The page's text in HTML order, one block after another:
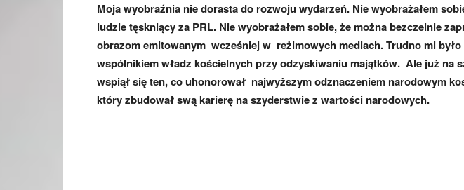
Moja wyobraźnia nie dorasta do rozwoju wydarzeń. Nie wyobrażałem
ludzie tęskniący za PRL. Nie wyobrażałem sobie, że można bezczelnie
obrazom emitowanym wcześniej w reżimowych mediach. Trudno mi było
wspólnikiem władz kościelnych przy odzyskiwaniu majątków. Ale już na
wspiął się ten, co uhonorował najwyższym odznaczeniem narodowym
który zbudował swą karierę na szyderstwie z wartości narodowych.